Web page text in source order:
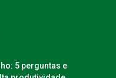
5 perguntas e